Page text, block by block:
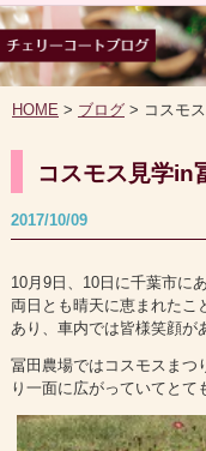
HOME > ブログ > コスモ
コスモス見学in
2017/10/09
10月9日、10日に千葉市に
両日とも晴天に恵まれたこ
あり、車内では皆様笑顔が
冨田農場ではコスモスまつ
り一面に広がっていてとて